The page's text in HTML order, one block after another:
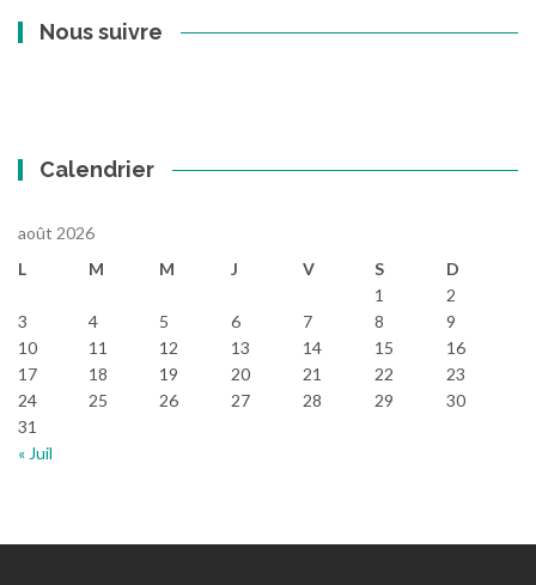
Nous suivre
Calendrier
août 2026
L
M M J V S D
« Juil
1
2
3
4 5 6 7 8
9
10
11 12 13 14 15
16
17
18 19 20 21 22
23
24
25 26 27 28 29
30
31